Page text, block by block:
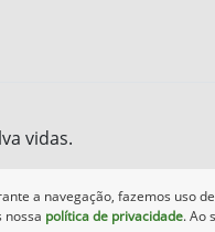
vidas.
a navegação, fazemos uso
nossa política de privacidade. Ao